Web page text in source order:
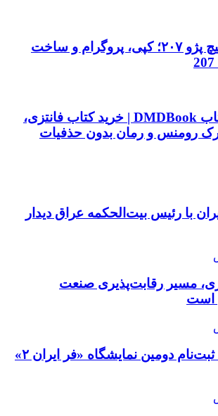
ساخت سوئیچ پژو ۲۰۷؛ کپی، پروگرام و ساخت
فروشگاه کتاب DMDBook | خرید کتاب فانتزی،
رومنس و رمان بدون حذفیات
با رئیس بیت‌الحکمه عراق دیدار
مسیر رقابت‌پذیری صنعت
است
تمدید مهلت ثبت‌نام دومین نمایشگاه «فر ایران ۲»